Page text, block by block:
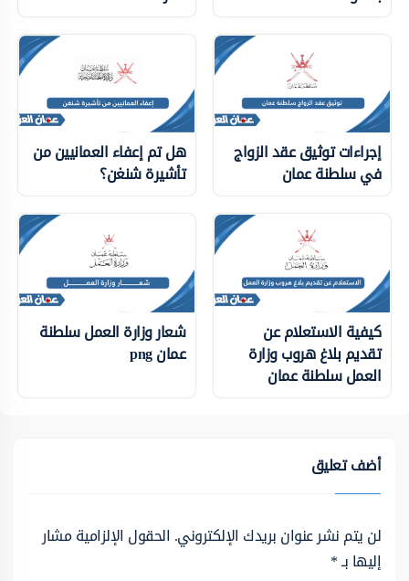
إجراءات توثيق عقد الزواج
في سلطنة عمان
هل تم إعفاء العمانيين من
تأشيرة شنغن؟
كيفية الاستعلام عن
تقديم بلاغ هروب وزارة
العمل سلطنة عمان
شعار وزارة العمل سلطنة
عمان png
أضف تعليق
لن يتم نشر عنوان بريدك الإلكتروني. الحقول الإلزامية مشار
إليها بـ*